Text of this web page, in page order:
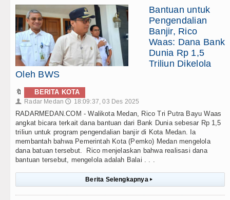
Bantuan untuk
Pengendalian
Banjir, Rico
Waas: Dana Bank
Dunia Rp 1,5
Triliun Dikelola
Oleh BWS
🔖 BERITA KOTA
👤 Radar Medan 🕔 18:09:37, 03 Des 2025
RADARMEDAN.COM - Walikota Medan, Rico Tri Putra Bayu Waas
angkat bicara terkait dana bantuan dari Bank Dunia sebesar Rp 1,5
triliun untuk program pengendalian banjir di Kota Medan. Ia
membantah bahwa Pemerintah Kota (Pemko) Medan mengelola
dana batuan tersebut. Rico menjelaskan bahwa realisasi dana
bantuan tersebut, mengelola adalah Balai . . .
Berita Selengkapnya ▸